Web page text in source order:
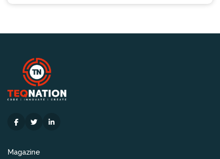
Magazine